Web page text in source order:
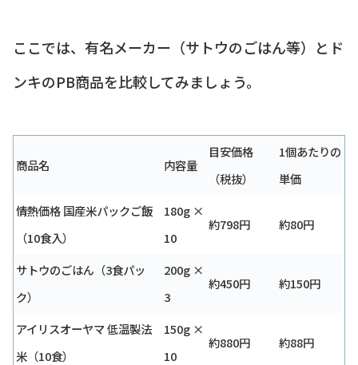
ここでは、有名メーカー（サトウのごはん等）とド
ンキのPB商品を比較してみましょう。
商品名 内容量
目安価格
（税抜）
1個あたりの
単価
情熱価格 国産米パックご飯
（10食入）
180g ×
10
約798円 約80円
サトウのごはん（3食パッ
ク）
200g ×
3
約450円 約150円
アイリスオーヤマ 低温製法
米（10食）
150g ×
10
約880円 約88円